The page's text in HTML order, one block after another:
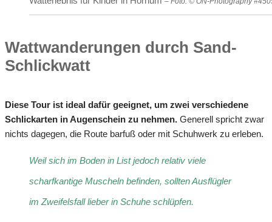
Wattwanderungen durch Sand-
Schlickwatt
Diese Tour ist ideal dafür geeignet, um zwei verschiedene
Schlickarten in Augenschein zu nehmen. Generell spricht zwar
nichts dagegen, die Route barfuß oder mit Schuhwerk zu erleben.
Weil sich im Boden in List jedoch relativ viele
scharfkantige Muscheln befinden, sollten Ausflügler
im Zweifelsfall lieber in Schuhe schlüpfen.